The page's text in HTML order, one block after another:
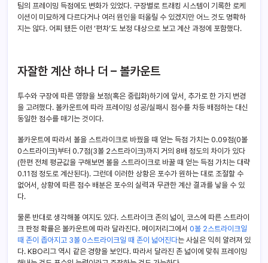
팀의 프레이밍 득점에도 변화가 있었다. 구장별로 트래킹 시스템이 기록한 로케
이션이 미묘하게 다르다거나 여러 원인을 떠올릴 수 있겠지만 어느 것도 명확하
지는 않다. 어찌 됐든 이런 ‘편차’도 보정 대상으로 보고 계산 과정에 포함했다.
자잘한 계산 하나 더 – 볼카운트
투수와 구장에 따른 영향을 보정(혹은 중립화)하기에 앞서, 추가로 한 가지 변경
을 고려했다. 볼카운트에 따라 프레이밍 성공/실패시 점수를 차등 배점하는 대신
동일한 점수를 매기는 것이다.
볼카운트에 따라서 볼을 스트라이크로 바꿨을 때 얻는 득점 가치는 0.09점(0볼
0스트라이크)부터 0.7점(3볼 2스트라이크)까지 거의 8배 정도의 차이가 있다
(한편 전체 평균값을 구해보면 볼을 스트라이크로 바꿀 때 얻는 득점 가치는 대략
0.11점 정도로 계산된다). 그런데 이러한 상황은 포수가 원하는 대로 조절할 수
없어서, 상황에 따른 점수 배분은 포수의 실력과 무관한 계산 결과를 낳을 수 있
다.
물론 반대로 생각해볼 여지도 있다. 스트라이크 존의 넓이, 코스에 따른 스트라이
크 판정 확률은 볼카운트에 따라 달라진다. 메이저리그에서 0볼 2스트라이크일
때 존이 좁아지고 3볼 0스트라이크일 때 존이 넓어진다는 사실은 익히 알려져 있
다. KBO리그 역시 같은 경향을 보인다. 따라서 달라진 존 넓이에 맞춰 프레이밍